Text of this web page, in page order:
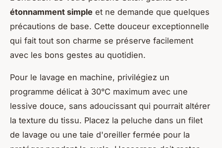
étonnamment simple et ne demande que quelques
précautions de base. Cette douceur exceptionnelle
qui fait tout son charme se préserve facilement
avec les bons gestes au quotidien.
Pour le lavage en machine, privilégiez un
programme délicat à 30°C maximum avec une
lessive douce, sans adoucissant qui pourrait altérer
la texture du tissu. Placez la peluche dans un filet
de lavage ou une taie d'oreiller fermée pour la